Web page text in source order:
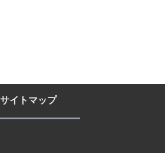
サイトマップ